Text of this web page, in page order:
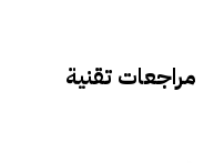
مراجعات تقنية